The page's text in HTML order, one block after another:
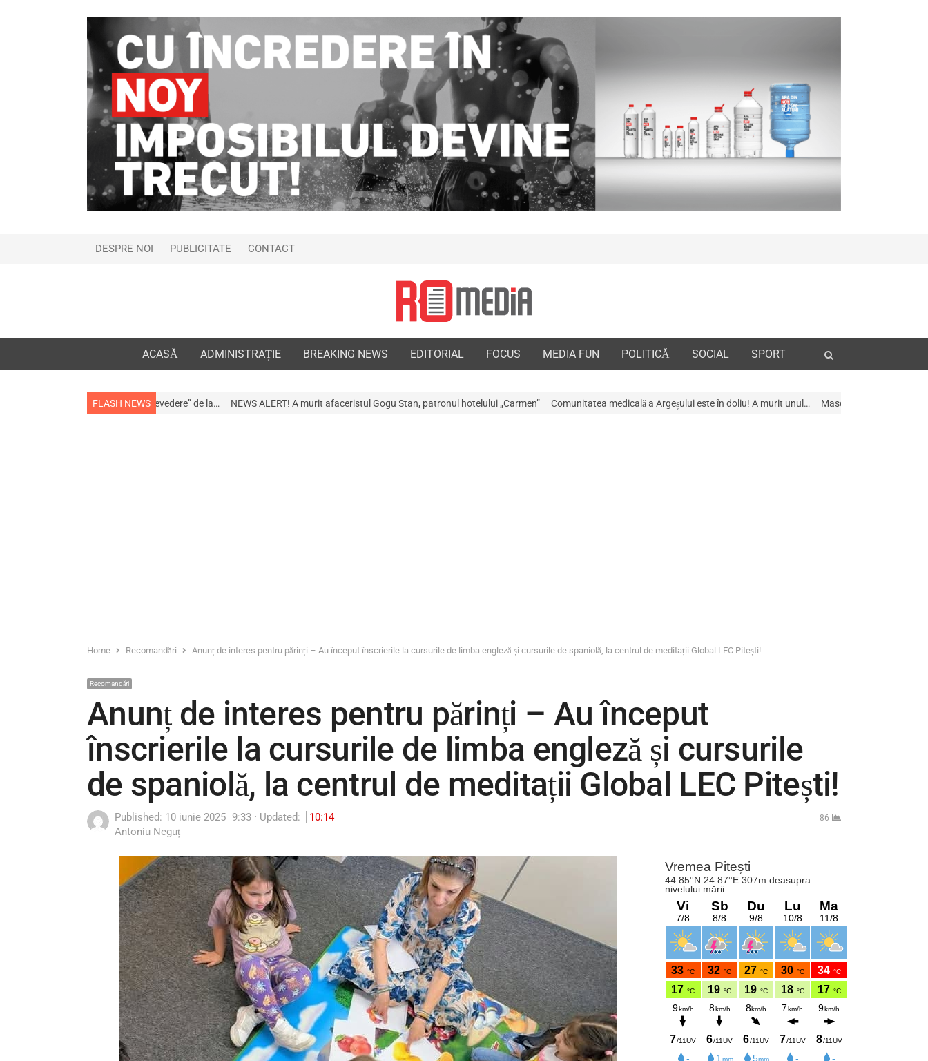
DESPRE NOI PUBLICITATE CONTACT
ACASĂ ADMINISTRAȚIE BREAKING NEWS EDITORIAL FOCUS MEDIA FUN POLITICĂ SOCIAL SPORT
search
FLASH NEWS
„la revedere” de la… NEWS ALERT! A murit afaceristul Gogu Stan, patronul hotelului „Carmen” Comunitatea medicală a Argeșului este în doliu! A murit unul… Mascații au descins la Galeria de Artã din Pitești
Home Recomandări Anunț de interes pentru părinți – Au început înscrierile la cursurile de limba engleză și cursurile de spaniolă, la centrul de meditații Global LEC Pitești!
Recomandări
Anunț de interes pentru părinți – Au început
înscrierile la cursurile de limba engleză și cursurile
de spaniolă, la centrul de meditații Global LEC Pitești!
Published: 10 iunie 2025 9:33 Updated:
10:14
Author
Antoniu Neguț
86